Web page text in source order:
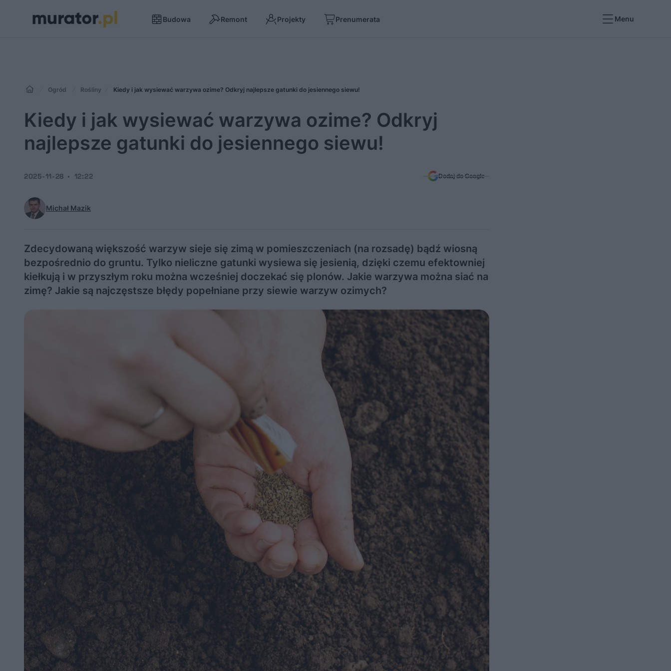
Budowa Remont Projekty Prenumerata Menu
Ogród Rośliny Kiedy i jak wysiewać warzywa ozime? Odkryj najlepsze gatunki do jesiennego siewu!
Kiedy i jak wysiewać warzywa ozime? Odkryj
najlepsze gatunki do jesiennego siewu!
Michał Mazik
2025-11-28 12:22 Dodaj do Google
Zdecydowaną większość warzyw sieje się zimą w pomieszczeniach (na rozsadę) bądź wiosną
bezpośrednio do gruntu. Tylko nieliczne gatunki wysiewa się jesienią, dzięki czemu efektowniej
kiełkują i w przyszłym roku można wcześniej doczekać się plonów. Jakie warzywa można siać na
zimę? Jakie są najczęstsze błędy popełniane przy siewie warzyw ozimych?